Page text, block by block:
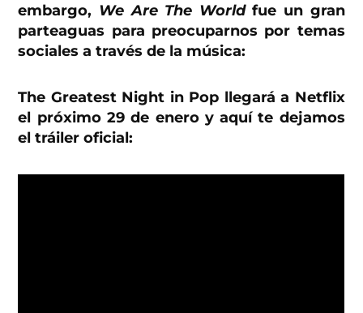
embargo, We Are The Worldfue un gran
parteaguas para preocuparnos por temas
sociales a través de la música:
The Greatest Night in Pop llegará a Netflix
el próximo 29 de enero y aquí te dejamos
el tráiler oficial: